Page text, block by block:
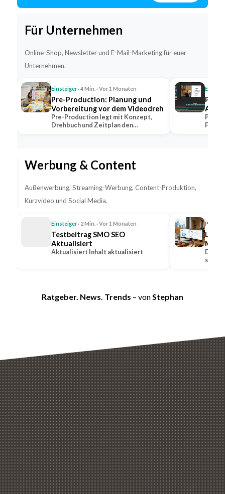
Für Unternehmen
Online-Shop, Newsletter und E-Mail-Marketing für euer
Unternehmen.
Einsteiger· 4 Min. · Vor 1 Monaten
Pre-Production: Planung und
Vorbereitung vor dem Videodreh
Pre-Production legt mit Konzept,
Drehbuch und Zeitplan den
Post-
Werbung & Content
Außenwerbung, Streaming-Werbung, Content-Produktion,
Kurzvideo und Social Media.
Einsteiger· 2 Min. · Vor 1 Monaten
Testbeitrag SMO SEO
Aktualisiert
Aktualisiert Inhalt aktualisiert
Profi
Die
Ratgeber. News. Trends – von Stephan